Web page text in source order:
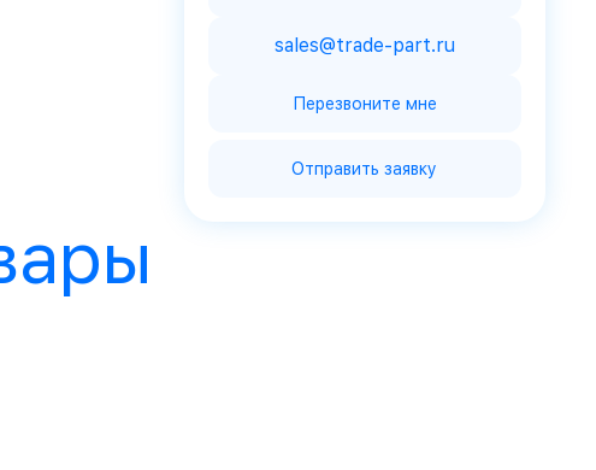
sales@trade-part.ru
Перезвоните мне
Отправить заявку